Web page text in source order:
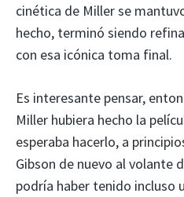
cinética de Miller se
hecho, terminó siendo
con esa icónica toma final.
Es interesante pensar,
Miller hubiera hecho la
esperaba hacerlo, a
Gibson de nuevo al volante
podría haber tenido incluso